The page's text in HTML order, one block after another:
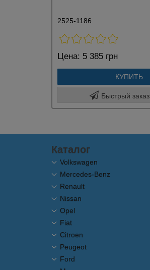
2525-1186
Цена: 5 385 грн
КУПИТЬ
Быстрый заказ
Каталог
Volkswagen
Mercedes-Benz
Renault
Nissan
Opel
Fiat
Citroen
Peugeot
Ford